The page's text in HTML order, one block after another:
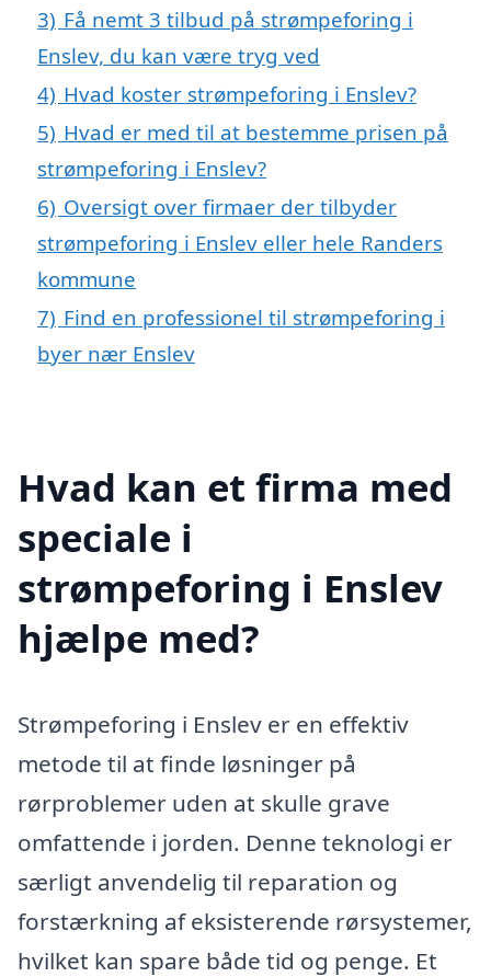
3) Få nemt 3 tilbud på strømpeforing i
Enslev, du kan være tryg ved
4) Hvad koster strømpeforing i Enslev?
5) Hvad er med til at bestemme prisen på
strømpeforing i Enslev?
6) Oversigt over firmaer der tilbyder
strømpeforing i Enslev eller hele Randers
kommune
7) Find en professionel til strømpeforing i
byer nær Enslev
Hvad kan et firma med
speciale i
strømpeforing i Enslev
hjælpe med?
Strømpeforing i Enslev er en effektiv
metode til at finde løsninger på
rørproblemer uden at skulle grave
omfattende i jorden. Denne teknologi er
særligt anvendelig til reparation og
forstærkning af eksisterende rørsystemer,
hvilket kan spare både tid og penge. Et